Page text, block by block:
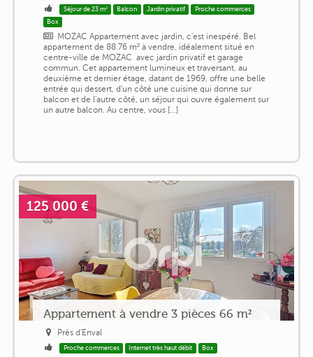
Séjour de 23 m² Balcon Jardin privatif
Proche commerces
Box
MOZAC Appartement avec jardin, c'est inespéré. Bel
appartement de 88.76 m² à vendre, idéalement situé en
centre-ville de MOZAC ️ avec jardin privatif et garage
commun. Cet appartement lumineux et traversant, au
deuxième et dernier étage, datant de 1969, offre une belle
entrée qui dessert, d'un côté une cuisine qui donne sur
balcon et de l'autre côté, un séjour qui ouvre également sur
un autre balcon. Au centre, vous [...]
125 000 €
Appartement à vendre 3 pièces 66 m²
Près d'Enval
Proche commerces Internet très haut débit Box